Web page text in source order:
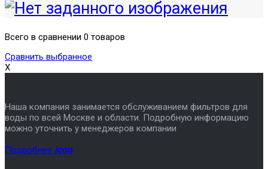
Всего в сравнении 0 товаров
Сравнить выбранное
X
Наша компания занимается обслуживанием фильтров для
воды по всей Москве и области. Подробную информацию
можно уточнить у менеджеров компании
Подробнее icon